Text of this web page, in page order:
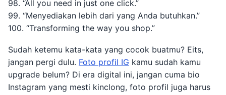
98. “All you need in just one click.”
99. “Menyediakan lebih dari yang Anda butuhkan.”
100. “Transforming the way you shop.”
Sudah ketemu kata-kata yang cocok buatmu? Eits,
jangan pergi dulu. Foto profil IG kamu sudah kamu
upgrade belum? Di era digital ini, jangan cuma bio
Instagram yang mesti kinclong, foto profil juga harus